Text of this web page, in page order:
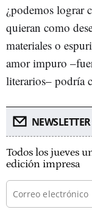
¿podemos lograr
quieran como
materiales o
amor impuro
literarios– podría
Todos los jueves
edición impresa